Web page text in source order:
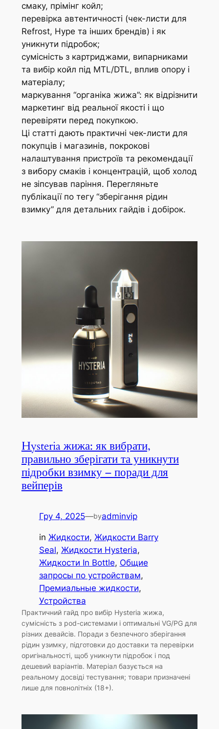
смаку, прімінг койл;
перевірка автентичності (чек-листи для
Refrost, Hype та інших брендів) і як
уникнути підробок;
сумісність з картриджами, випарниками
та вибір койл під MTL/DTL, вплив опору і
матеріалу;
маркування “органіка жижа”: як відрізнити
маркетинг від реальної якості і що
перевіряти перед покупкою.
Ці статті дають практичні чек-листи для
покупців і магазинів, покрокові
налаштування пристроїв та рекомендації
з вибору смаків і концентрацій, щоб холод
не зіпсував паріння. Перегляньте
публікації по тегу “зберігання рідин
взимку” для детальних гайдів і добірок.
Hysteria жижа: як вибрати,
правильно зберігати та уникнути
підробки взимку – поради для
вейперів
Гру 4, 2025—byadminvip
in Жидкости, Жидкости Barry
Seal, Жидкости Hysteria
Жидкости In Bottle, Общие
запросы по устройствам
Премиальные жидкости
Устройства
Практичний гайд про вибір Hysteria жижа,
сумісність з pod-системами і оптимальні VG/PG для
різних девайсів. Поради з безпечного зберігання
рідин узимку, підготовки до доставки та перевірки
оригінальності, щоб уникнути підробок і под
дешевий варіантів. Матеріал базується на
реальному досвіді тестування; товари призначені
лише для повнолітніх (18+).